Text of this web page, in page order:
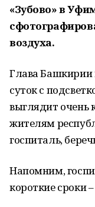
«Зубово» в
воздуха.
Глава Башкирии
суток с
выглядит очень
жителям
госпиталь,
Напомним,
короткие сроки